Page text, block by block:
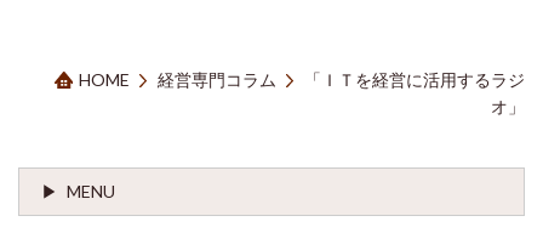
HOME 経営専門コラム
「ＩＴを経営に活用するラジ
オ」
MENU